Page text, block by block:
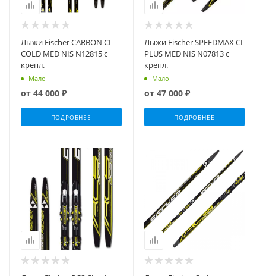
Лыжи Fischer CARBON CL
COLD MED NIS N12815 с
крепл.
Мало
от 44 000 ₽
ПОДРОБНЕЕ
Лыжи Fischer SPEEDMAX CL
PLUS MED NIS N07813 с
крепл.
Мало
от 47 000 ₽
ПОДРОБНЕЕ